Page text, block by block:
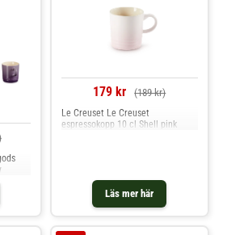
179 kr (189 kr)
Läs mer här
Le Creuset Le Creuset
espressokopp 10 cl Shell pink